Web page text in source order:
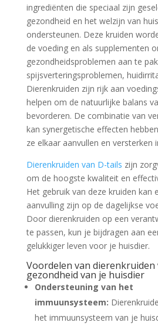
ingrediënten die speciaal zijn
gezondheid en het welzijn van
ondersteunen. Deze kruiden
de voeding en als supplementen
gezondheidsproblemen aan te
spijsverteringsproblemen,
Dierenkruiden zijn rijk aan
helpen om de natuurlijke balans
bevorderen. De combinatie van
kan synergetische effecten
ze elkaar aanvullen en versterken
Dierenkruiden van D-tails zijn
om de hoogste kwaliteit en
Het gebruik van deze kruiden kan
aanvulling zijn op de dagelijkse
Door dierenkruiden op een
te passen, kun je bijdragen aan
gelukkiger leven voor je huisdier.
Voordelen van dierenkruiden
gezondheid van je huisdier
Ondersteuning van het
immuunsysteem:
het immuunsysteem van je